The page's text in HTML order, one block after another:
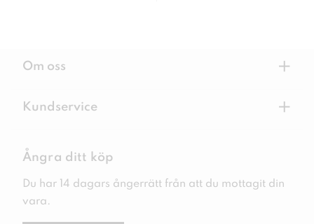
Om oss +
Kundservice +
Ångra ditt köp
Du har 14 dagars ångerrätt från att du mottagit din
vara.